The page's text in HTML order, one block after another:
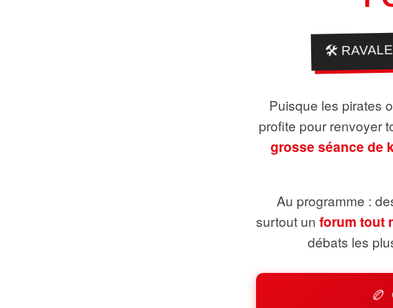
🛠️
Puisque les pirates
profite pour renvoyer
grosse séance de
Au programme :
surtout un forum tout
débats les
🏉